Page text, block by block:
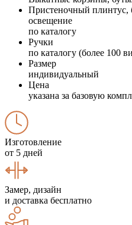
Пристеночный плинтус,
освещение
по каталогу
Ручки
по каталогу (более 100
Размер
индивидуальный
Цена
указана за базовую
Изготовление
от 5 дней
Замер, дизайн
и доставка бесплатно